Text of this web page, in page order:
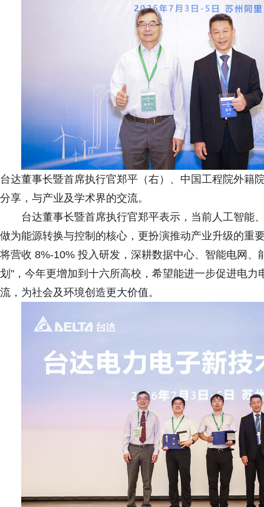
台达董事长暨首席执行官郑平（右）、中国工程院外籍
分享，与产业及学术界的交流。
台达董事长暨首席执行官郑平表示，当前人工智能
做为能源转换与控制的核心，更扮演推动产业升级的重
将营收 8%‑10% 投入研发，深耕数据中心、智能电网
划"，今年更增加到十六所高校，希望能进一步促进电
流，为社会及环境创造更大价值。